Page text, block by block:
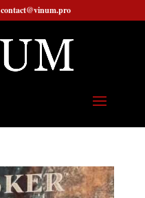
contact@vinum.pro